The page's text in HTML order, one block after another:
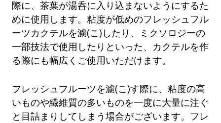
際に、茶葉が湯呑に入り込まないようにするた
めに使用します。粘度が低めのフレッシュフル
ーツカクテルを濾(こ)したり、ミクソロジーの
一部技法で使用したりといった、カクテルを作
る際にも幅広くご使用いただけます。
フレッシュフルーツを濾(こ)す際に、粘度の高
いものや繊維質の多いものを一度に大量に注ぐ
と目詰まりしてしまう場合がございます。フレ